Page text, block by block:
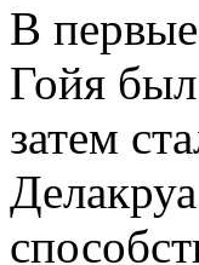
В
Гойя
за­тем